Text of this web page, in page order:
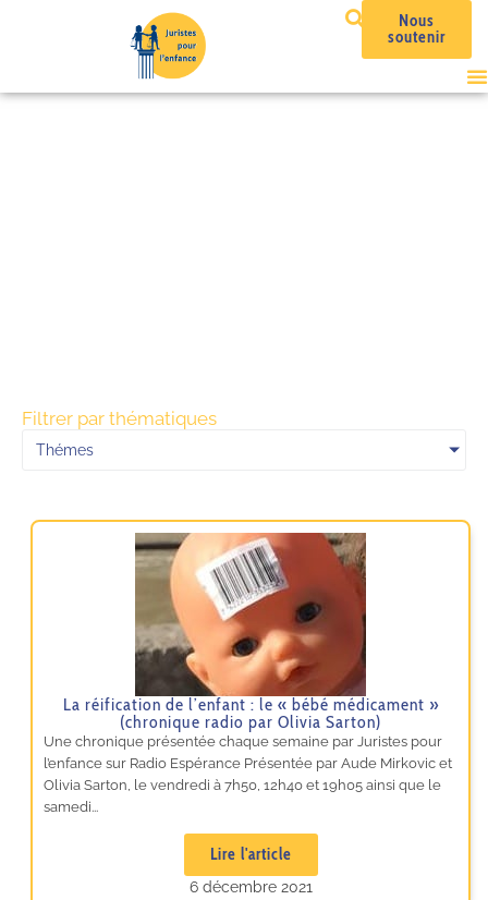
Nous
soutenir
Filtrer par thématiques
Thémes
La réification de l’enfant : le « bébé médicament »
(chronique radio par Olivia Sarton)
Une chronique présentée chaque semaine par Juristes pour
l’enfance sur Radio Espérance Présentée par Aude Mirkovic et
Olivia Sarton, le vendredi à 7h50, 12h40 et 19h05 ainsi que le
samedi...
Lire l'article
6 décembre 2021